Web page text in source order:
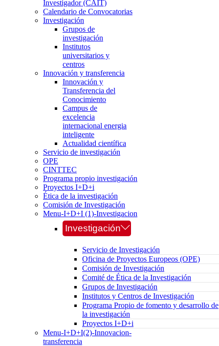
Investigador (CAIT)
Calendario de Convocatorias
Investigación
Grupos de
investigación
Institutos
universitarios y
centros
Innovación y transferencia
Innovación y
Transferencia del
Conocimiento
Campus de
excelencia
internacional energia
inteligente
Actualidad científica
Servicio de investigación
OPE
CINTTEC
Programa propio investigación
Proyectos I+D+i
Ética de la investigación
Comisión de Investigación
Menu-I+D+I (1)-Investigacion
Investigación
Servicio de Investigación
Oficina de Proyectos Europeos (OPE)
Comisión de Investigación
Comité de Ética de la Investigación
Grupos de Investigación
Institutos y Centros de Investigación
Programa Propio de fomento y desarrollo de
la investigación
Proyectos I+D+i
Menu-I+D+I(2)-Innovacion-
transferencia